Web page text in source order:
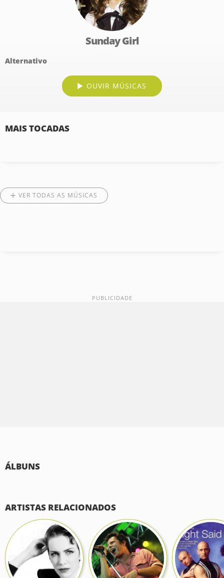
Sunday Girl
Alternativo
OUVIR MÚSICAS
MAIS TOCADAS
VER TODAS AS MÚSICAS
ÁLBUNS
ARTISTAS RELACIONADOS